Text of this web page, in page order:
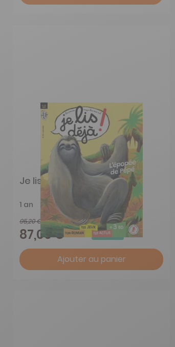
Je lis déjà
1 an
95,20 €
87,00 € -9%
Ajouter au panier